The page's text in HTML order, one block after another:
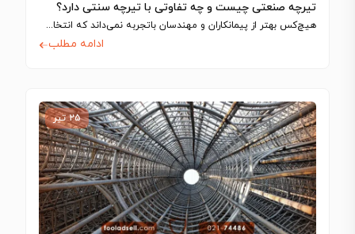
تیرچه صنعتی چیست و چه تفاوتی با تیرچه سنتی دارد؟
هیچ‌کس بهتر از پیمانکاران و مهندسان باتجربه نمی‌داند که انتخاب اجزای سازه تا چه…
ادامه مطلب
۲۵ تیر